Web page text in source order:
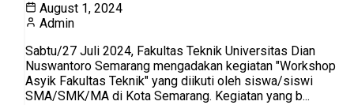
August 1, 2024
Admin
Sabtu/27 Juli 2024, Fakultas Teknik Universitas Dian
Nuswantoro Semarang mengadakan kegiatan "Workshop
Asyik Fakultas Teknik" yang diikuti oleh siswa/siswi
SMA/SMK/MA di Kota Semarang. Kegiatan yang b...